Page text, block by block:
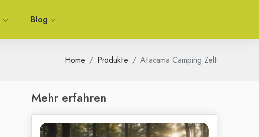
Blog
Home Produkte Atacama Camping Zelt
Mehr erfahren